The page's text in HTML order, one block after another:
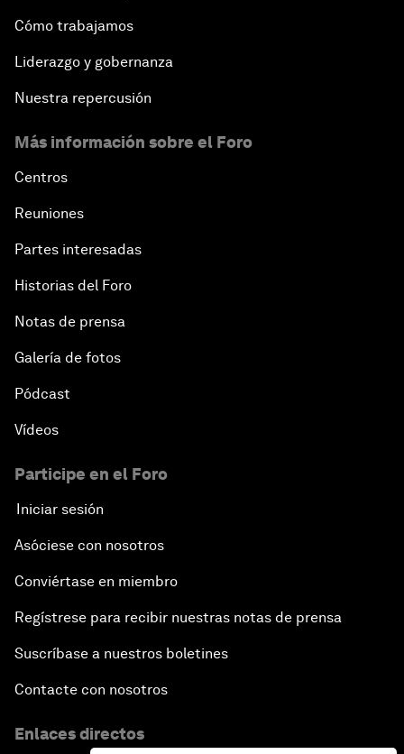
Cómo trabajamos
Liderazgo y gobernanza
Nuestra repercusión
Más información sobre el Foro
Centros
Reuniones
Partes interesadas
Historias del Foro
Notas de prensa
Galería de fotos
Pódcast
Vídeos
Participe en el Foro
Iniciar sesión
Asóciese con nosotros
Conviértase en miembro
Regístrese para recibir nuestras notas de prensa
Suscríbase a nuestros boletines
Contacte con nosotros
Enlaces directos